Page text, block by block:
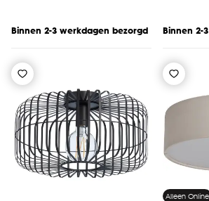
Binnen 2-3 werkdagen bezorgd Binnen 2-
Alleen Online